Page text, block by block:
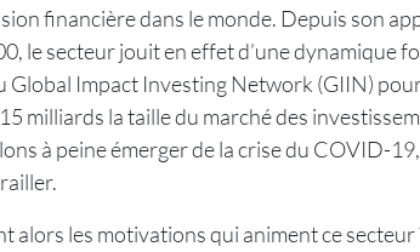
financière dans le monde. Depuis son
le secteur jouit en effet d’une dynamique
Global Impact Investing Network (GIIN) pour
milliards la taille du marché des
à peine émerger de la crise du COVID-
alors les motivations qui animent ce